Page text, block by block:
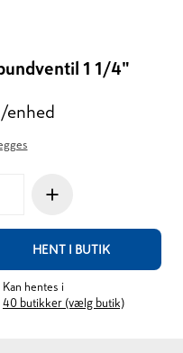
1 1/4"
enhed
+
HENT I BUTIK
Kan hentes i
40 butikker (vælg butik)